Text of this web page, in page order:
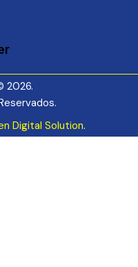
2026.
Digital Solution.